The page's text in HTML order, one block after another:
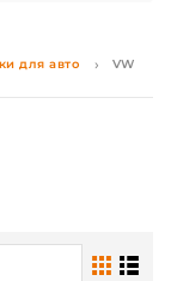
для авто VW